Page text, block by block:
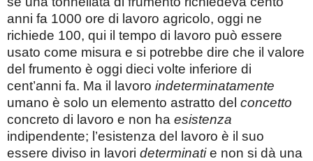
anni fa 1000 ore di lavoro agricolo, oggi ne
richiede 100, qui il tempo di lavoro può essere
usato come misura e si potrebbe dire che il valore
del frumento è oggi dieci volte inferiore di
cent’anni fa. Ma il lavoro indeterminatamente
umano è solo un elemento astratto del concetto
concreto di lavoro e non ha esistenza
indipendente; l’esistenza del lavoro è il suo
essere diviso in lavori determinatie non si dà una